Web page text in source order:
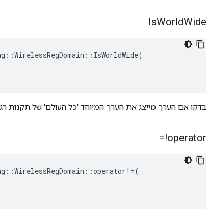
IsWorldWide
::WirelessRegDomain :: IsWorldWide(
בדקו אם הערך מייצג את הערך המיוחד 'כל העולם' של תקנות
operator!=
::WirelessRegDomain ::operator !=(